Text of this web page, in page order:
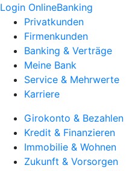
Login OnlineBanking
Privatkunden
Firmenkunden
Banking & Verträge
Meine Bank
Service & Mehrwerte
Karriere
Girokonto & Bezahlen
Kredit & Finanzieren
Immobilie & Wohnen
Zukunft & Vorsorgen